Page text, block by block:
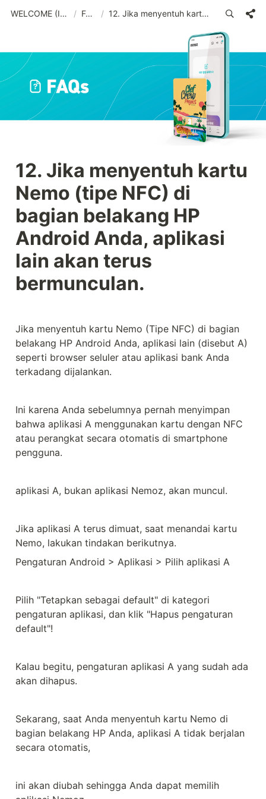
WELCOME (IND)_old / FAQs / 12. Jika menyentuh kartu Nemo (tipe NFC) di bagian belakang HP Android Anda, aplikasi lain akan terus bermunculan.
12. Jika menyentuh kartu
Nemo (tipe NFC) di
bagian belakang HP
Android Anda, aplikasi
lain akan terus
bermunculan.
Jika menyentuh kartu Nemo (Tipe NFC) di bagian
belakang HP Android Anda, aplikasi lain (disebut A)
seperti browser seluler atau aplikasi bank Anda
terkadang dijalankan.
Ini karena Anda sebelumnya pernah menyimpan
bahwa aplikasi A menggunakan kartu dengan NFC
atau perangkat secara otomatis di smartphone
pengguna.
aplikasi A, bukan aplikasi Nemoz, akan muncul.
Jika aplikasi A terus dimuat, saat menandai kartu
Nemo, lakukan tindakan berikutnya.
Pengaturan Android > Aplikasi > Pilih aplikasi A
Pilih "Tetapkan sebagai default" di kategori
pengaturan aplikasi, dan klik "Hapus pengaturan
default"!
Kalau begitu, pengaturan aplikasi A yang sudah ada
akan dihapus.
Sekarang, saat Anda menyentuh kartu Nemo di
bagian belakang HP Anda, aplikasi A tidak berjalan
secara otomatis,
ini akan diubah sehingga Anda dapat memilih